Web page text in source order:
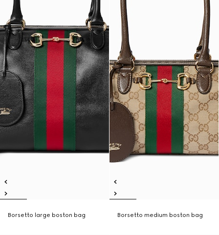
Borsetto large boston bag Borsetto medium boston bag